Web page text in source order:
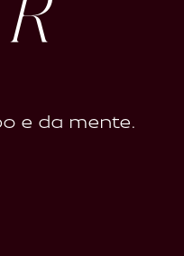
e da mente.